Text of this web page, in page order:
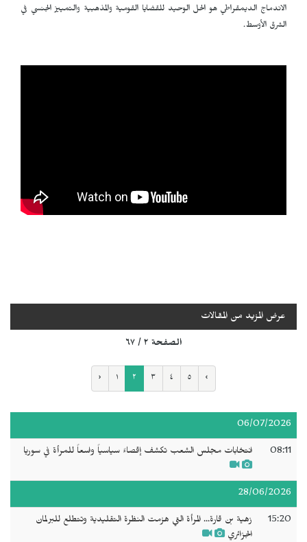
الاندماج الديمقراطي هو الحل الوحيد للقضايا القومية والمذهبية والتمييز الجنسي في
الشرق الأوسط.
عرض المزيد من المقالات
الصفحة ٢ / ٦٧
‹ ١ ٢ ٣ ٤ ٥ ›
06/07/2026
08:11 انتخابات مجلس الشعب تكشف إقصاءً سياسياً واسعاً للمرأة في سوريا
28/06/2026
15:20
زهية بن قارة... المرأة التي هزمت النظرة التقليدية وتتطلع للبرلمان
الجزائري